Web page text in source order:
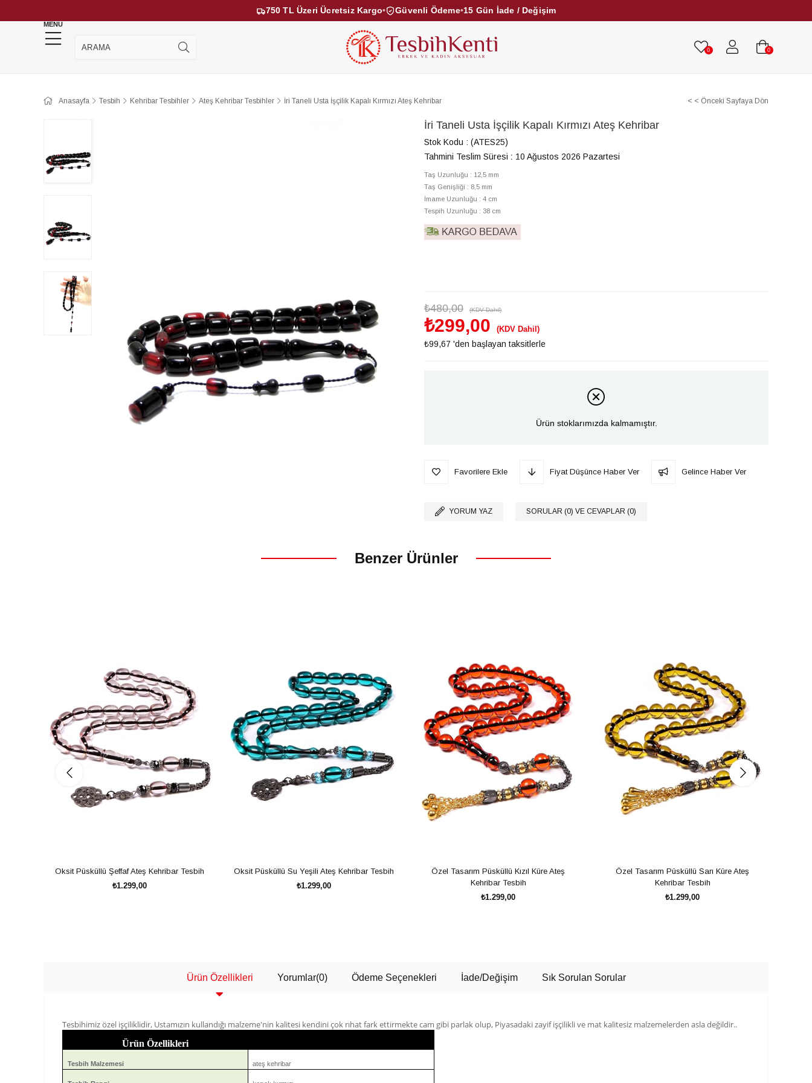
750 TL Üzeri Ücretsiz Kargo• Güvenli Ödeme•15 Gün İade / Değişim
MENU
0 0
KEHRİBAR TESBİHLER KUKA TESBİHLER
Anasayfa Tesbih Kehribar Tesbihler Ateş Kehribar Tesbihler İri Taneli Usta İşçilik Kapalı Kırmızı Ateş Kehribar < < Önceki Sayfaya Dön
İri Taneli Usta İşçilik Kapalı Kırmızı Ateş Kehribar
Stok Kodu
(ATES25)
Tahmini Teslim Süresi : 10 Ağustos 2026 Pazartesi
Taş Uzunluğu : 12,5 mm
Taş Genişliği : 8,5 mm
İmame Uzunluğu : 4 cm
Tespih Uzunluğu : 38 cm
₺480,00 (KDV Dahil)
₺299,00 (KDV Dahil)
₺99,67 'den başlayan taksitlerle
Ürün stoklarımızda kalmamıştır.
Favorilere Ekle Fiyat Düşünce Haber Ver Gelince Haber Ver
YORUM YAZ SORULAR (0) VE CEVAPLAR (0)
Benzer Ürünler
Oksit Püsküllü Şeffaf Ateş Kehribar Tesbih
₺1.299,00
Oksit Püsküllü Su Yeşili Ateş Kehribar Tesbih
₺1.299,00
Özel Tasarım Püsküllü Kızıl Küre Ateş
Kehribar Tesbih
₺1.299,00
Özel Tasarım Püsküllü Sarı Küre Ateş
Kehribar Tesbih
₺1.299,00
Ürün Özellikleri Yorumlar(0) Ödeme Seçenekleri İade/Değişim Sık Sorulan Sorular
Tesbihimiz özel işçiliklidir, Ustamızın kullandığı malzeme'nin kalitesi kendini çok rıhat fark ettirmekte cam gibi parlak olup, Piyasadaki zayif işçilikli ve mat kalitesiz malzemelerden asla değildir..
Ürün Özellikleri
Tesbih Malzemesi ateş kehribar